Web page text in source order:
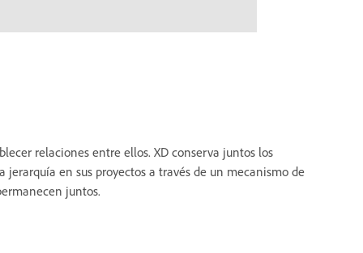
relaciones entre ellos. XD conserva juntos los
en sus proyectos a través de un mecanismo de
juntos.